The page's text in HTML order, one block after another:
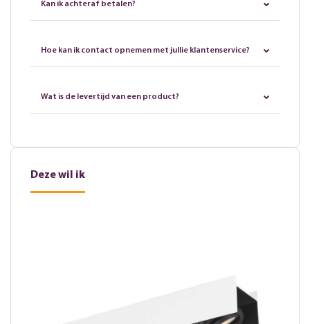
Kan ik achteraf betalen?
Hoe kan ik contact opnemen met jullie klantenservice?
Wat is de levertijd van een product?
Deze wil ik